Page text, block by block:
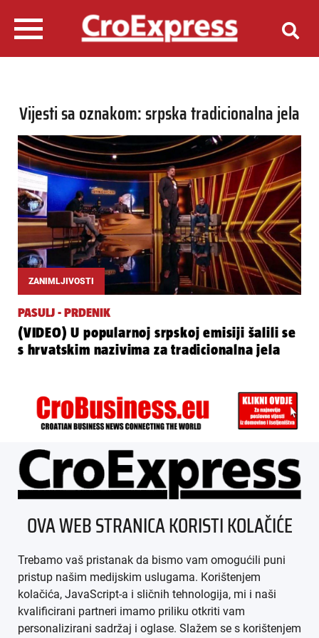
Vijesti sa oznakom: srpska tradicionalna jela
ZANIMLJIVOSTI
PASULJ - PRDENIK
(VIDEO) U popularnoj srpskoj emisiji šalili se
s hrvatskim nazivima za tradicionalna jela
ÜBER UNS
IMPRESSUM
AGB
DATENSCHUTZ
OVA WEB STRANICA KORISTI KOLAČIĆE
Trebamo vaš pristanak da bismo vam omogućili puni
pristup našim medijskim uslugama. Korištenjem
kolačića, JavaScript-a i sličnih tehnologija, mi i naši
kvalificirani partneri imamo priliku otkriti vam
personalizirani sadržaj i oglase. Slažem se s korištenjem